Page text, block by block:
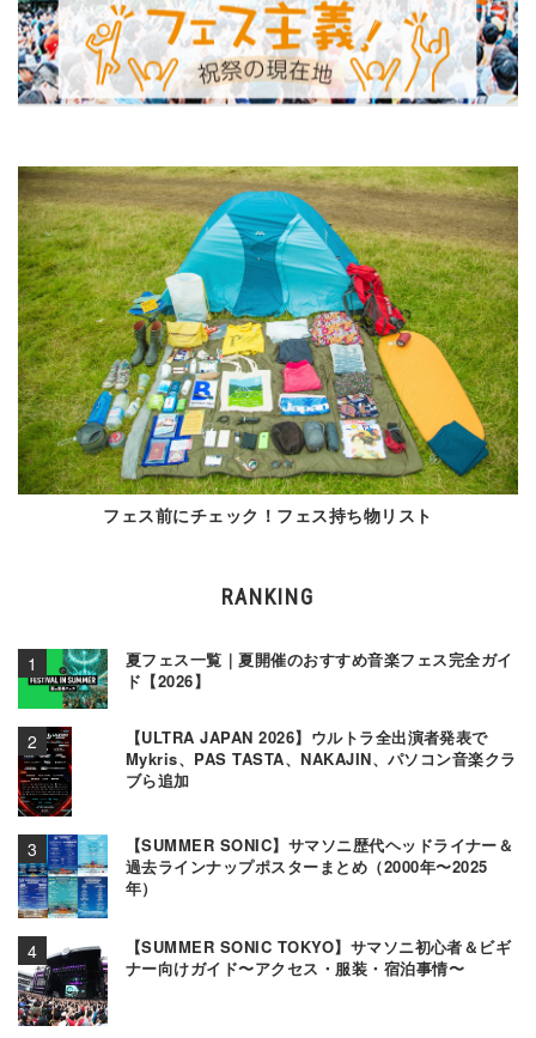
フェス前にチェック！フェス持ち物リスト
RANKING
夏フェス一覧｜夏開催のおすすめ音楽フェス完全ガイ
ド【2026】
【ULTRA JAPAN 2026】ウルトラ全出演者発表で
Mykris、PAS TASTA、NAKAJIN、パソコン音楽クラ
ブら追加
【SUMMER SONIC】サマソニ歴代ヘッドライナー＆
過去ラインナップポスターまとめ（2000年〜2025
年）
【SUMMER SONIC TOKYO】サマソニ初心者＆ビギ
ナー向けガイド〜アクセス・服装・宿泊事情〜